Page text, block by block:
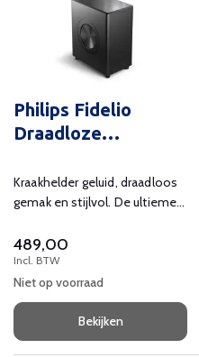
Philips Fidelio
Draadloze
Kraakhelder geluid, draadloos
gemak en stijlvol. De ultieme
489,00
Incl. BTW
Niet op voorraad
Bekijken